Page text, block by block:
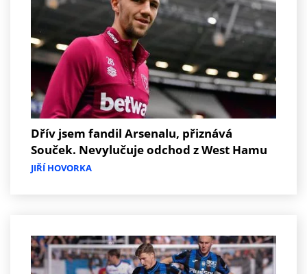
Dřív jsem fandil Arsenalu, přiznává
Souček. Nevylučuje odchod z West Hamu
JIŘÍ HOVORKA